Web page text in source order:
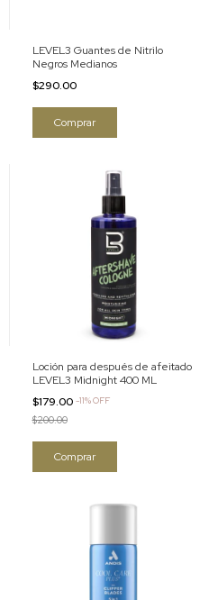
LEVEL3 Guantes de Nitrilo
Negros Medianos
$290.00
Loción para después de afeitado
LEVEL3 Midnight 400 ML
$179.00 -11%OFF
$200.00